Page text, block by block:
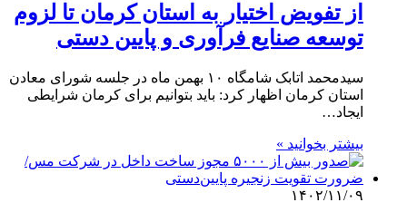
از تفویض اختیار به استان کرمان تا لزوم
توسعه صنایع فرآوری و پایین دستی
سیدمحمد اتابک شامگاه ۱۰ بهمن ماه در جلسه شورای معادن
استان کرمان اظهار کرد: باید بتوانیم برای کرمان شرایطی
ایجاد…
بیشتر بخوانید »
۱۴۰۲/۱۱/۰۹